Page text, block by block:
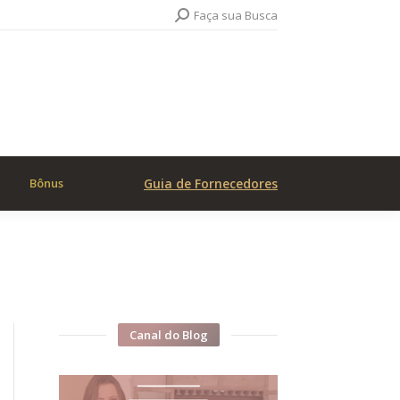
Search:Faça sua Busca
Bônus Guia de Fornecedores
Canal do Blog